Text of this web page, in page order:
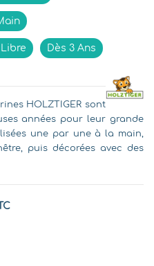
Dès 3 Ans
HOLZTIGER sont
années pour leur grande
une par une à la main,
puis décorées avec des